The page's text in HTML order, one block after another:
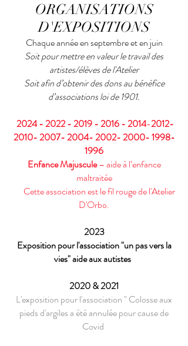
ORGANISATIONS
D'EXPOSITIONS
Chaque année en septembre et en juin
Soit pour mettre en valeur le travail des
artistes/élèves de l'Atelier
Soit afin d’obtenir des dons au bénéfice
d’associations loi de 1901.
2024 - 2022 - 2019 - 2016- 2014-2012-
2010- 2007- 2004-2002- 2000- 1998-
1996
Enfance Majuscule– aide à l’enfance
maltraitée
Cette association est le fil rouge de l'Atelier
D'Orbo.
2023
Expositionpour l'association "un pas vers la
vies" aide aux autistes
2020 & 2021
L'exposition pour l'association " Colosse aux
pieds d'argiles a été annulée pour cause de
Covid